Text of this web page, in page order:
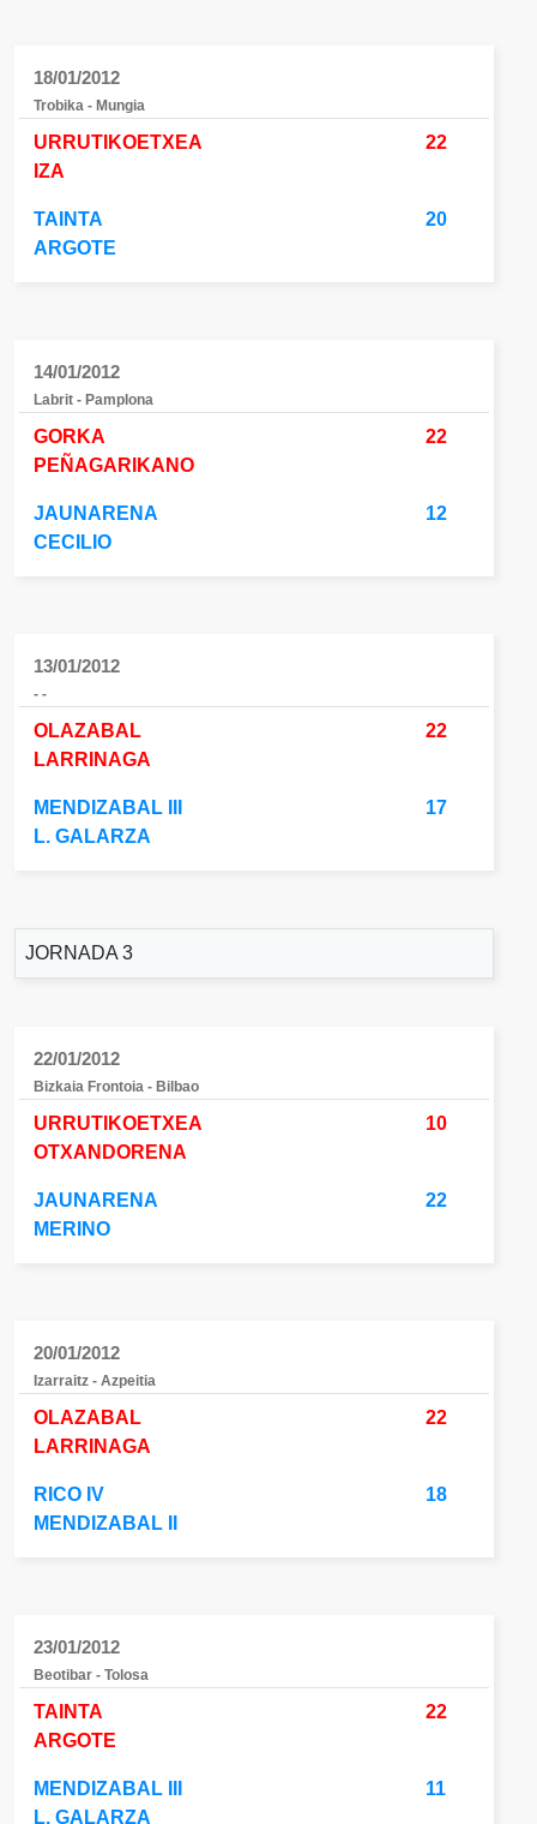
18/01/2012
Trobika - Mungia
URRUTIKOETXEA
IZA
22
TAINTA
ARGOTE
20
14/01/2012
Labrit - Pamplona
GORKA
PEÑAGARIKANO
22
JAUNARENA
CECILIO
12
13/01/2012
- -
OLAZABAL
LARRINAGA
22
MENDIZABAL III
L. GALARZA
17
JORNADA 3
22/01/2012
Bizkaia Frontoia - Bilbao
URRUTIKOETXEA
OTXANDORENA
10
JAUNARENA
MERINO
22
20/01/2012
Izarraitz - Azpeitia
OLAZABAL
LARRINAGA
22
RICO IV
MENDIZABAL II
18
23/01/2012
Beotibar - Tolosa
TAINTA
ARGOTE
22
MENDIZABAL III
L. GALARZA
11